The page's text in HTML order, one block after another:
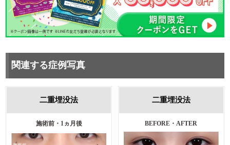
関連する症例写真
二重埋没法
施術前・1ヵ月後
二重埋没法
BEFORE・AFTER